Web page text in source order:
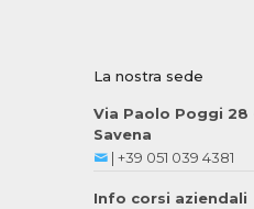
La nostra sede
Via Paolo Poggi 28
Savena
| +39 051 039 4381
Info corsi aziendali